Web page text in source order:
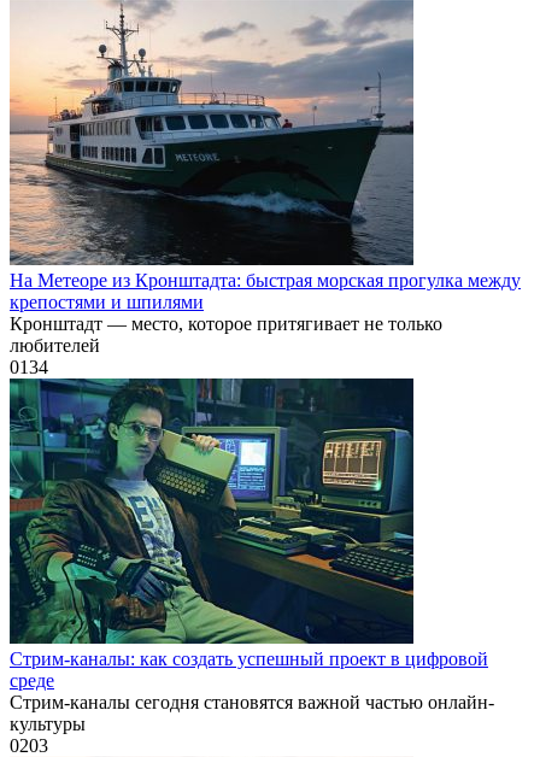
На Метеоре из Кронштадта: быстрая морская прогулка между
крепостями и шпилями
Кронштадт — место, которое притягивает не только
любителей
0134
Стрим-каналы: как создать успешный проект в цифровой
среде
Стрим-каналы сегодня становятся важной частью онлайн-
культуры
0203